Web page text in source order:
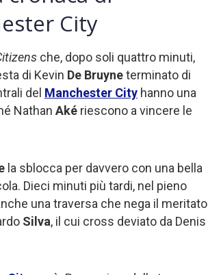
City
che, dopo soli quattro minuti,
di Kevin De Bruyneterminato di
del Manchester City hanno una
Nathan Aké riescono a vincere le
la sblocca per davvero con una bella
Dieci minuti più tardi, nel pieno
una traversa che nega il meritato
Silva, il cui cross deviato da Denis